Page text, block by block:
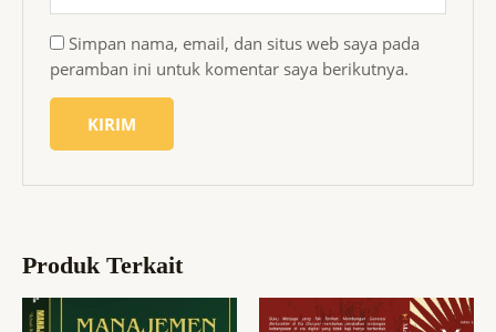
Simpan nama, email, dan situs web saya pada
peramban ini untuk komentar saya berikutnya.
Produk Terkait